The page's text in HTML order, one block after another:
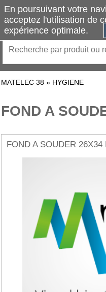
MATELEC 38 » HYGIENE
FOND A
FOND A SOUDER
En poursuivant votre
acceptez l'utilisation de
expérience optimale.